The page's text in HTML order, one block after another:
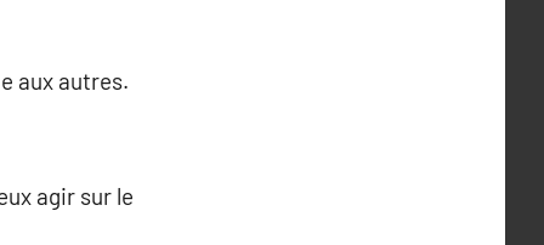
aux autres.
agir sur le